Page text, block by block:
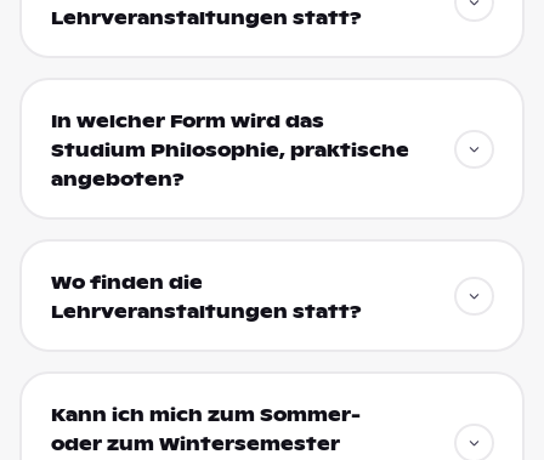
Lehrveranstaltungen statt?
In welcher Form wird das
Studium Philosophie, praktische
angeboten?
Wo finden die
Lehrveranstaltungen statt?
Kann ich mich zum Sommer-
oder zum Wintersemester